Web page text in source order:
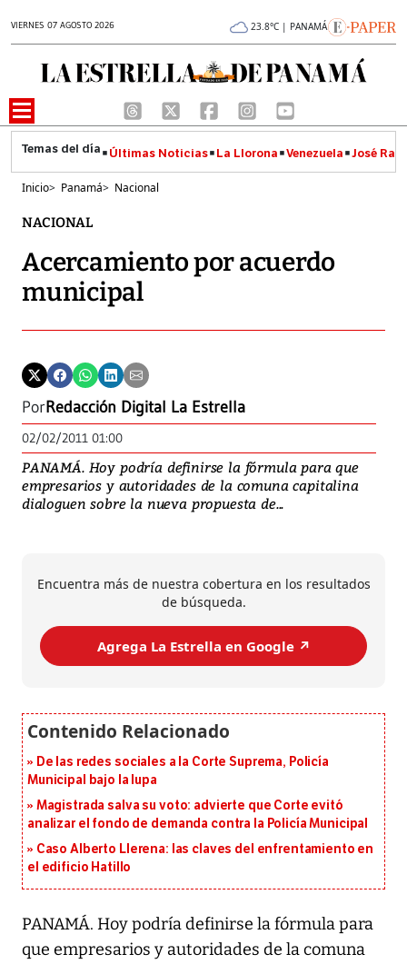
VIERNES 07 AGOSTO 2026 23.8°C | PANAMÁ
Últimas Noticias La Llorona Venezuela José
Inicio> Panamá> Nacional
NACIONAL
Acercamiento por acuerdo
municipal
PorRedacción Digital La Estrella
02/02/2011 01:00
PANAMÁ. Hoy podría definirse la fórmula para que
empresarios y autoridades de la comuna capitalina
dialoguen sobre la nueva propuesta de...
Encuentra más de nuestra cobertura en los resultados
de búsqueda.
Agrega La Estrella en Google ↗️
De las redes sociales a la Corte Suprema, Policía
Municipal bajo la lupa
Magistrada salva su voto: advierte que Corte evitó
analizar el fondo de demanda contra la Policía Municipal
Caso Alberto Llerena: las claves del enfrentamiento en
el edificio Hatillo
PANAMÁ. Hoy podría definirse la fórmula para
que empresarios y autoridades de la comuna